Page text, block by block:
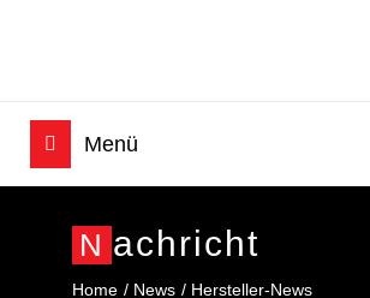
N Achricht
Home News
Hersteller-News